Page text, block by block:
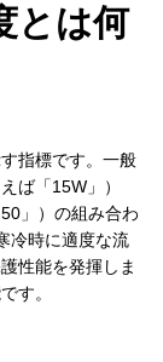
とは何
指標です。一般
ば「15W」）
」）の組み合わ
冷時に適度な流
性能を発揮しま
す。